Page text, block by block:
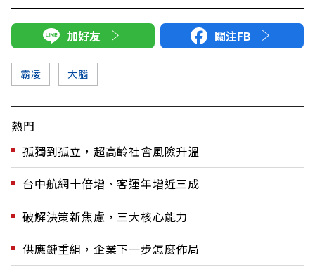
加好友 關注FB
霸凌 大腦
熱門
孤獨到孤立，超高齡社會風險升溫
台中航網十倍增、客運年增近三成
破解決策新焦慮，三大核心能力
供應鏈重組，企業下一步怎麼佈局